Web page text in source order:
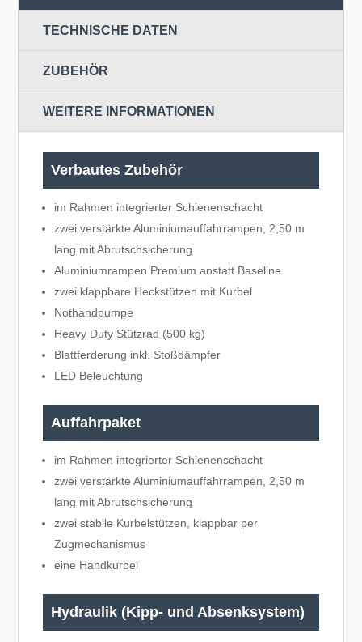
TECHNISCHE DATEN
ZUBEHÖR
WEITERE INFORMATIONEN
Verbautes Zubehör
im Rahmen integrierter Schienenschacht
zwei verstärkte Aluminiumauffahrrampen, 2,50 m
lang mit Abrutschsicherung
Aluminiumrampen Premium anstatt Baseline
zwei klappbare Heckstützen mit Kurbel
Nothandpumpe
Heavy Duty Stützrad (500 kg)
Blattferderung inkl. Stoßdämpfer
LED Beleuchtung
Auffahrpaket
im Rahmen integrierter Schienenschacht
zwei verstärkte Aluminiumauffahrrampen, 2,50 m
lang mit Abrutschsicherung
zwei stabile Kurbelstützen, klappbar per
Zugmechanismus
eine Handkurbel
Hydraulik (Kipp- und Absenksystem)